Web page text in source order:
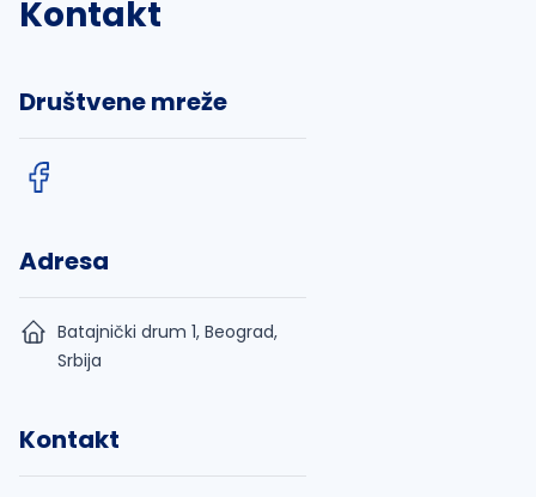
Kontakt
Društvene mreže
Adresa
Batajnički drum 1, Beograd,
Srbija
Kontakt